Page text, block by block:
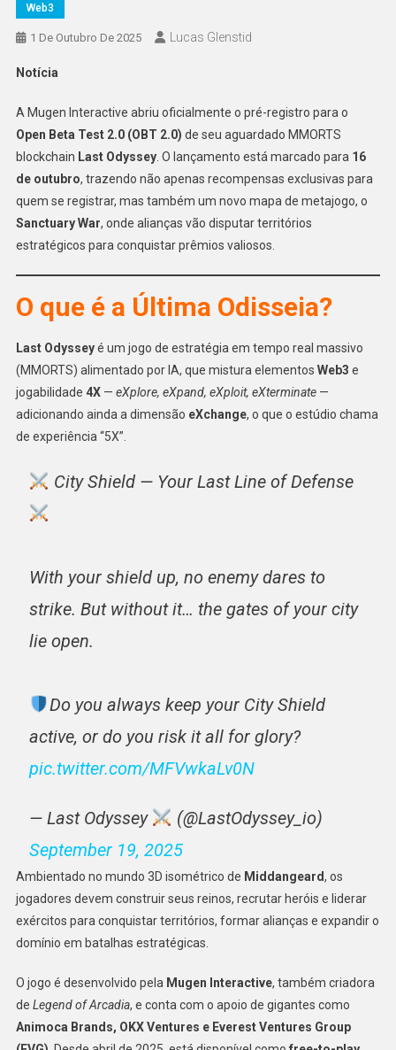
Web3
1 De Outubro De 2025 Lucas Glenstid
Notícia
A Mugen Interactive abriu oficialmente o pré-registro para o
Open Beta Test 2.0 (OBT 2.0) de seu aguardado MMORTS
blockchain Last Odyssey. O lançamento está marcado para 16
de outubro, trazendo não apenas recompensas exclusivas para
quem se registrar, mas também um novo mapa de metajogo, o
Sanctuary War, onde alianças vão disputar territórios
estratégicos para conquistar prêmios valiosos.
O que é a Última Odisseia?
Last Odysseyé um jogo de estratégia em tempo real massivo
(MMORTS) alimentado por IA, que mistura elementos Web3 e
jogabilidade 4X— eXplore, eXpand, eXploit, eXterminate—
adicionando ainda a dimensão eXchange, o que o estúdio chama
de experiência “5X”.
City Shield — Your Last Line of Defense
With your shield up, no enemy dares to
strike. But without it… the gates of your city
lie open.
Do you always keep your City Shield
active, or do you risk it all for glory?
pic.twitter.com/MFVwkaLv0N
— Last Odyssey
(@LastOdyssey_io)
September 19, 2025
Ambientado no mundo 3D isométrico de Middangeard, os
jogadores devem construir seus reinos, recrutar heróis e liderar
exércitos para conquistar territórios, formar alianças e expandir o
domínio em batalhas estratégicas.
O jogo é desenvolvido pela Mugen Interactive, também criadora
de Legend of Arcadia, e conta com o apoio de gigantes como
Animoca Brands, OKX Ventures e Everest Ventures Group